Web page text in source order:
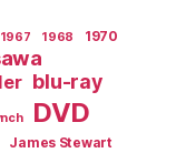
1967 1968
1970
blu-ray
DVD
James Stewart